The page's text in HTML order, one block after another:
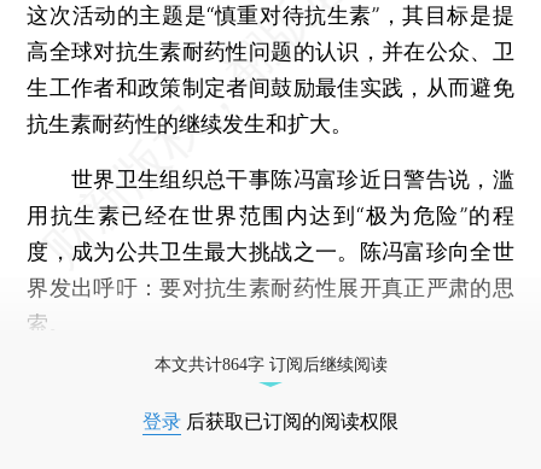
这次活动的主题是“慎重对待抗生素”，其目标是提
高全球对抗生素耐药性问题的认识，并在公众、卫
生工作者和政策制定者间鼓励最佳实践，从而避免
抗生素耐药性的继续发生和扩大。
世界卫生组织总干事陈冯富珍近日警告说，滥
用抗生素已经在世界范围内达到“极为危险”的程
度，成为公共卫生最大挑战之一。陈冯富珍向全世
界发出呼吁：要对抗生素耐药性展开真正严肃的思
索。
本文共计864字 订阅后继续阅读
登录 后获取已订阅的阅读权限